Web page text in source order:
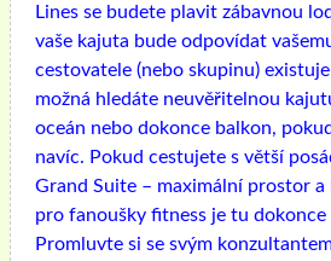
Lines se budete plavit zábavnou
vaše kajuta bude odpovídat
cestovatele (nebo skupinu)
možná hledáte neuvěřitelnou
oceán nebo dokonce balkon,
navíc. Pokud cestujete s větší
Grand Suite – maximální prostor a
pro fanoušky fitness je tu dokonce
Promluvte si se svým